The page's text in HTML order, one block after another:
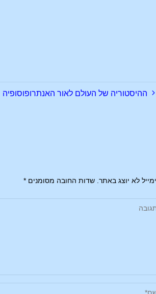
ההיסטוריה של העולם לאור האנתרופוסופיה
לא יוצג באתר. שדות החובה מסומנים*